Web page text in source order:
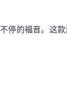
停的福音。这